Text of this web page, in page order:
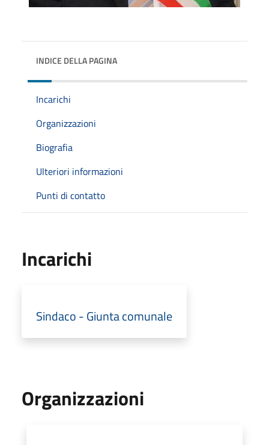
INDICE DELLA PAGINA
Incarichi
Organizzazioni
Biografia
Ulteriori informazioni
Punti di contatto
Incarichi
Sindaco - Giunta comunale
Organizzazioni